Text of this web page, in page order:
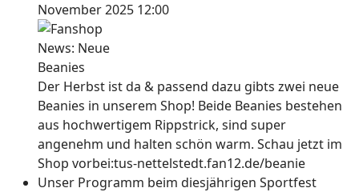
November 2025 12:00
Der Herbst ist da & passend dazu gibts zwei neue
Beanies in unserem Shop! Beide Beanies bestehen
aus hochwertigem Rippstrick, sind super
angenehm und halten schön warm. Schau jetzt im
Shop vorbei:tus-nettelstedt.fan12.de/beanie
Unser Programm beim diesjährigen Sportfest